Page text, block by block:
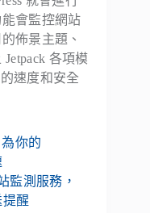
能會監控網站
佈景主題、
各項模
速度和安全
你的
監測服務，
提醒